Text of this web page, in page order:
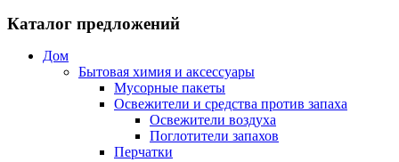
Каталог предложений
Дом
Бытовая химия и аксессуары
Мусорные пакеты
Освежители и средства против запаха
Освежители воздуха
Поглотители запахов
Перчатки